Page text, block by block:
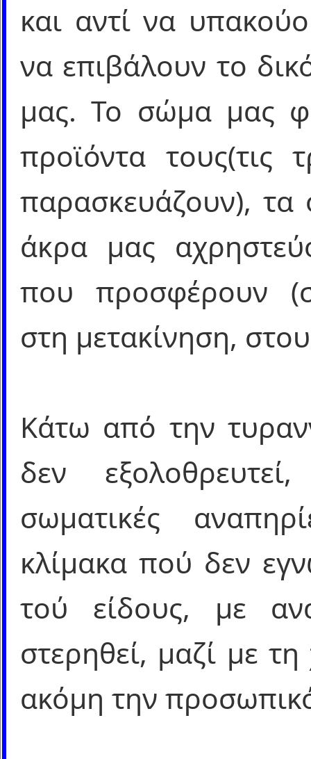
και αντί να
να επιβάλουν το
μας. Το σώμα μας
προϊόντα
παρασκευάζουν),
άκρα μας
που προσφέρουν
στη μετακίνηση,
Κάτω από την
δεν
σωματικές
κλίμακα πού δεν
τού είδους, με
στερηθεί, μαζί με
ακόμη την